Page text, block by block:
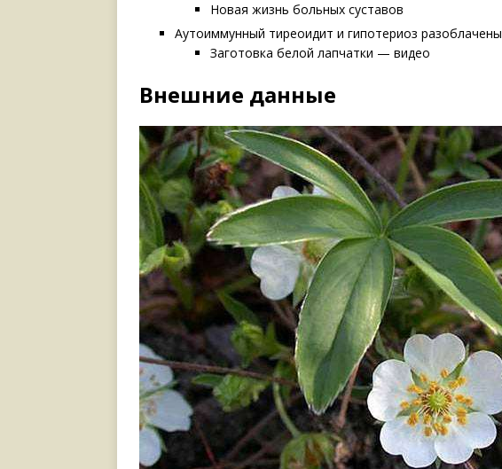
Новая жизнь больных суставов
Аутоиммунный тиреоидит и гипотериоз разоблачены
Заготовка белой лапчатки — видео
Внешние данные